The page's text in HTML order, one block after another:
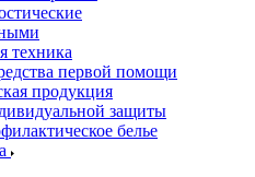
техника
первой помощи
продукция
защиты
белье